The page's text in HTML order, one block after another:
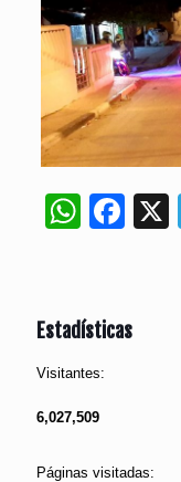
Estadísticas
Visitantes:
6,027,509
Páginas visitadas: